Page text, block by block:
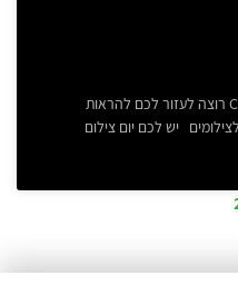
מה ללבוש לצילומים? סטודיו Cutaway רוצה לעזור לכם להראות
יש לכם יום צילום